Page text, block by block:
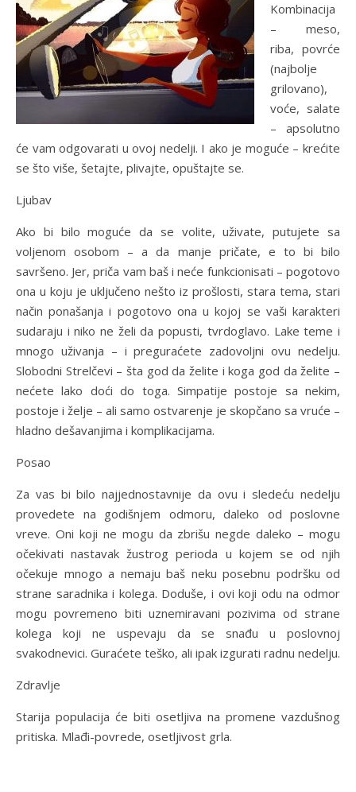
Kombinacija
– meso,
riba, povrće
(najbolje
grilovano),
voće, salate
– apsolutno
će vam odgovarati u ovoj nedelji. I ako je moguće – krećite
se što više, šetajte, plivajte, opuštajte se.
Ljubav
Ako bi bilo moguće da se volite, uživate, putujete sa
voljenom osobom – a da manje pričate, e to bi bilo
savršeno. Jer, priča vam baš i neće funkcionisati – pogotovo
ona u koju je uključeno nešto iz prošlosti, stara tema, stari
način ponašanja i pogotovo ona u kojoj se vaši karakteri
sudaraju i niko ne želi da popusti, tvrdoglavo. Lake teme i
mnogo uživanja – i preguraćete zadovoljni ovu nedelju.
Slobodni Strelčevi – šta god da želite i koga god da želite –
nećete lako doći do toga. Simpatije postoje sa nekim,
postoje i želje – ali samo ostvarenje je skopčano sa vruće –
hladno dešavanjima i komplikacijama.
Posao
Za vas bi bilo najjednostavnije da ovu i sledeću nedelju
provedete na godišnjem odmoru, daleko od poslovne
vreve. Oni koji ne mogu da zbrišu negde daleko – mogu
očekivati nastavak žustrog perioda u kojem se od njih
očekuje mnogo a nemaju baš neku posebnu podršku od
strane saradnika i kolega. Doduše, i ovi koji odu na odmor
mogu povremeno biti uznemiravani pozivima od strane
kolega koji ne uspevaju da se snađu u poslovnoj
svakodnevici. Guraćete teško, ali ipak izgurati radnu nedelju.
Zdravlje
Starija populacija će biti osetljiva na promene vazdušnog
pritiska. Mlađi-povrede, osetljivost grla.